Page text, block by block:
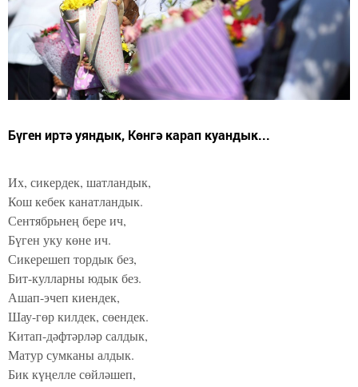
Бүген иртә уяндык, Көнгә карап куандык...
Их, сикердек, шатландык,
Кош кебек канатландык.
Сентябрьнең бере ич,
Бүген уку көне ич.
Сикерешеп тордык без,
Бит-кулларны юдык без.
Ашап-эчеп киендек,
Шау-гөр килдек, сөендек.
Китап-дәфтәрләр салдык,
Матур сумканы алдык.
Бик күңелле сөйләшеп,